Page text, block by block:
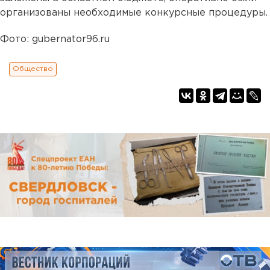
организованы необходимые конкурсные процедуры.
Фото: gubernator96.ru
Общество